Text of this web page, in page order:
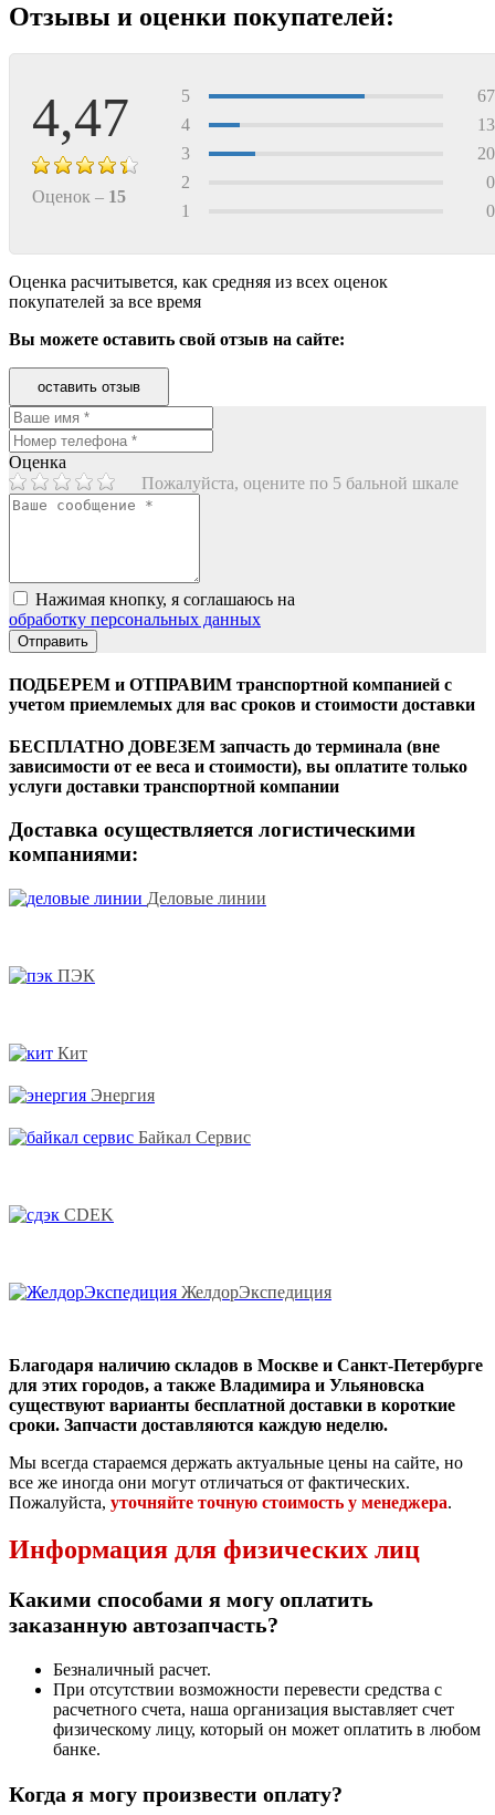
Отзывы и оценки покупателей:
4,47
Оценок – 15
5
4
3
2
1
Оценка расчитывется, как средняя из всех оценок
покупателей за все время
Вы можете оставить свой отзыв на сайте:
оставить отзыв
Оценка
Пожалуйста, оцените по 5 бальной шкале
Нажимая кнопку, я соглашаюсь на
обработку персональных данных
ПОДБЕРЕМ и ОТПРАВИМ транспортной компанией с
учетом приемлемых для вас сроков и стоимости доставки
БЕСПЛАТНО ДОВЕЗЕМ запчасть до терминала (вне
зависимости от ее веса и стоимости), вы оплатите только
услуги доставки транспортной компании
Доставка осуществляется логистическими
компаниями:
Деловые линии
ПЭК
Кит
Энергия
Байкал Сервис
CDEK
ЖелдорЭкспедиция
Благодаря наличию складов в Москве и Санкт-Петербурге
для этих городов, а также Владимира и Ульяновска
существуют варианты бесплатной доставки в короткие
сроки. Запчасти доставляются каждую неделю.
Мы всегда стараемся держать актуальные цены на сайте, но
все же иногда они могут отличаться от фактических.
Пожалуйста, уточняйте точную стоимость у менеджера.
Информация для физических лиц
Какими способами я могу оплатить
заказанную автозапчасть?
Безналичный расчет.
При отсутствии возможности перевести средства с
расчетного счета, наша организация выставляет счет
физическому лицу, который он может оплатить в любом
банке.
Когда я могу произвести оплату?